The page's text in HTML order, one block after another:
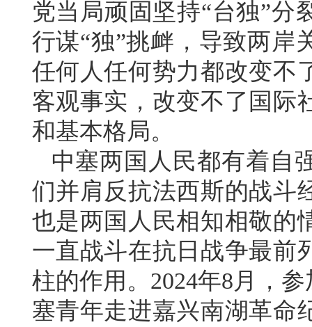
党当局顽固坚持“台独”分
行谋“独”挑衅，导致两岸
任何人任何势力都改变不
客观事实，改变不了国际
和基本格局。
中塞两国人民都有着自
们并肩反抗法西斯的战斗
也是两国人民相知相敬的
一直战斗在抗日战争最前
柱的作用。2024年8月，
塞青年走进嘉兴南湖革命